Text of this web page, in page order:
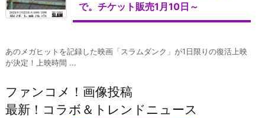
で。チケット販売1月10日～
あのメガヒットを記録した映画「スラムダンク」が1日限りの復活上映
が決定！上映時間 ...
ファンコメ！画像投稿
最新！コラボ＆トレンドニュース